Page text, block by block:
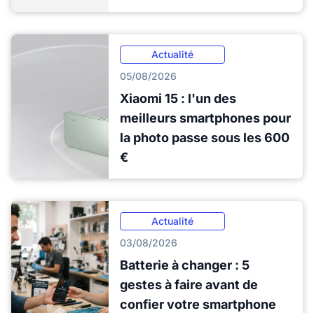
Actualité
05/08/2026
Xiaomi 15 : l'un des
meilleurs smartphones pour
la photo passe sous les 600
€
Actualité
03/08/2026
Batterie à changer : 5
gestes à faire avant de
confier votre smartphone